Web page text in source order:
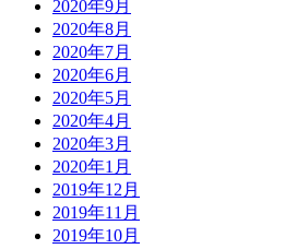
2020年9月
2020年8月
2020年7月
2020年6月
2020年5月
2020年4月
2020年3月
2020年1月
2019年12月
2019年11月
2019年10月